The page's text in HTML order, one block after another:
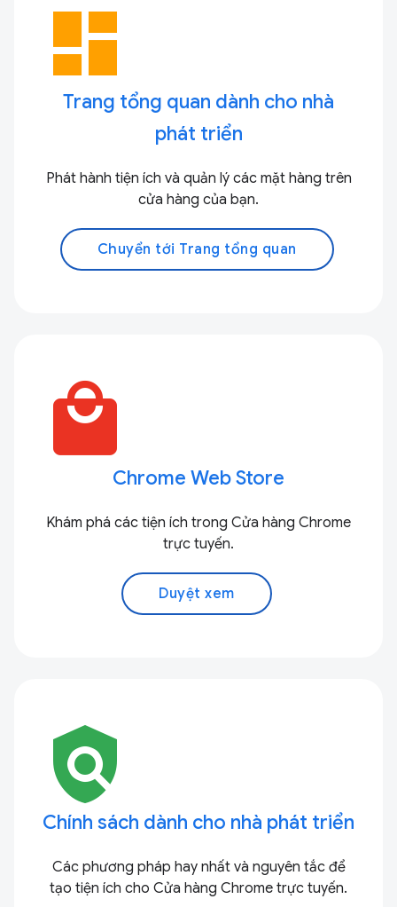
dashboard
Trang tổng quan dành cho nhà
phát triển
Phát hành tiện ích và quản lý các mặt hàng trên
cửa hàng của bạn.
Chuyển tới Trang tổng quan
local_mall
Chrome Web Store
Khám phá các tiện ích trong Cửa hàng Chrome
trực tuyến.
Duyệt xem
policy
Chính sách dành cho nhà phát triển
Các phương pháp hay nhất và nguyên tắc để
tạo tiện ích cho Cửa hàng Chrome trực tuyến.